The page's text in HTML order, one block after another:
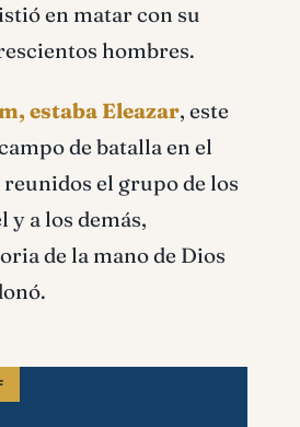
en matar con su
hombres.
estaba Eleazar, este
de batalla en el
el grupo de los
y a los demás,
de la mano de Dios